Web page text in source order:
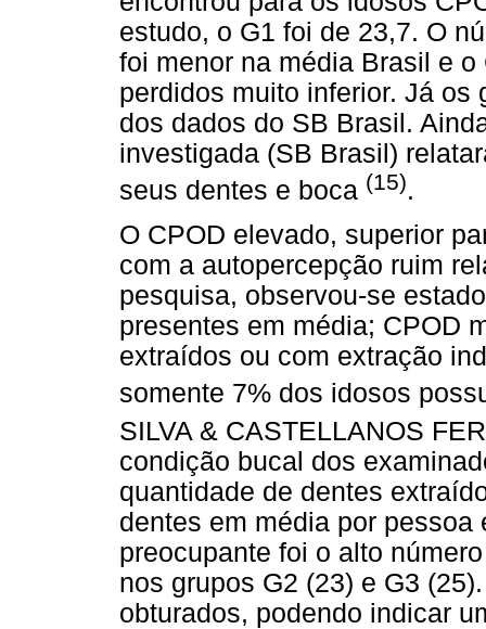
estudo, o G1 foi de 23,7. O
foi menor na média Brasil e
perdidos muito inferior. Já os
dos dados do SB Brasil.
investigada (SB Brasil)
seus dentes e boca (15).
O CPOD elevado, superior
com a autopercepção ruim
pesquisa, observou-se
presentes em média; CPOD
extraídos ou com extração
somente 7% dos idosos
SILVA & CASTELLANOS
condição bucal dos
quantidade de dentes
dentes em média por
preocupante foi o alto
nos grupos G2 (23) e G3
obturados, podendo indicar